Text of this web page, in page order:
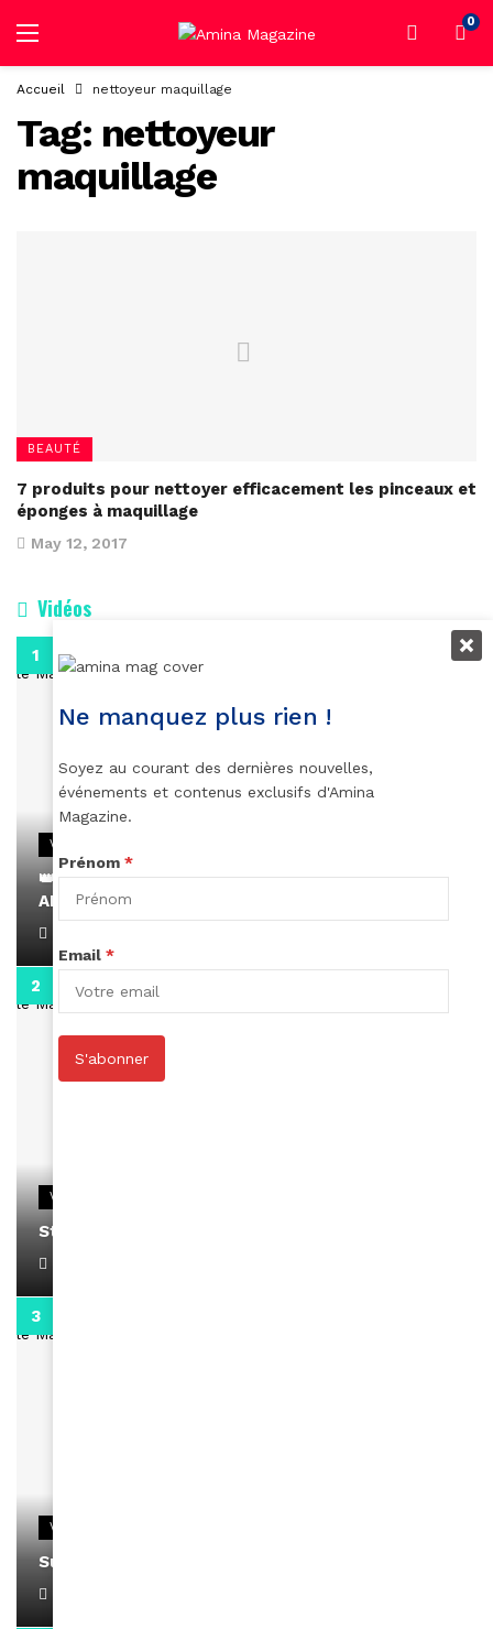
0
Accueil nettoyeur maquillage
Tag: nettoyeur
maquillage
BEAUTÉ
7 produits pour nettoyer efficacement les pinceaux et
éponges à maquillage
May 12, 2017
Vidéos
0:29
VIDEOS
👑 Remerciements à Ayden pour son message sur
AMINA, le Magazine de la Femme
VIDEOS
Stacy passe un message
VIDEOS
Support Black Business Wee-kend
Ne manquez plus rien !
Soyez au courant des dernières nouvelles,
événements et contenus exclusifs d'Amina
Magazine.
Prénom *
Email *
S'abonner